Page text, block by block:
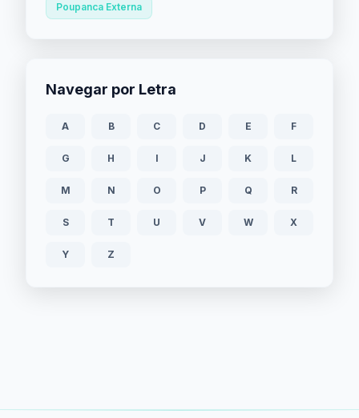
Poupanca Externa
Navegar por Letra
A B C D E F
G H I J K L
M N O P Q R
S T U V W X
Y Z